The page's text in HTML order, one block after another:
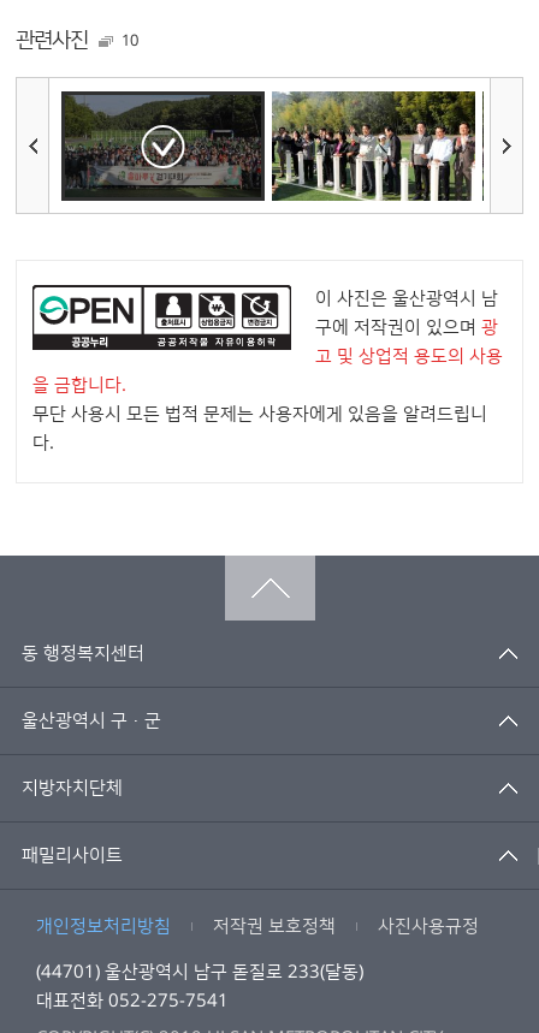
관련사진 10
이 사진은 울산광역시 남
구에 저작권이 있으며 광
고 및 상업적 용도의 사용
을 금합니다.
무단 사용시 모든 법적 문제는 사용자에게 있음을 알려드립니
다.
동 행정복지센터
울산광역시 구·군
지방자치단체
패밀리사이트
개인정보처리방침 저작권 보호정책 사진사용규정
(44701) 울산광역시 남구 돋질로 233(달동)
대표전화 052-275-7541